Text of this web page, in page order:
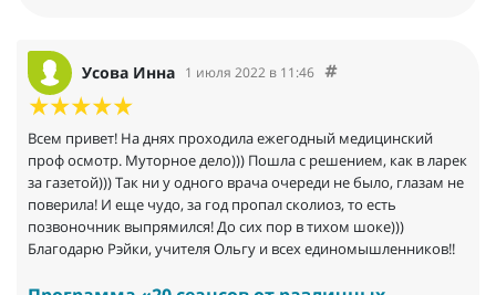
Усова Инна 1 июля 2022 в 11:46
Всем привет! На днях проходила ежегодный медицинский
проф осмотр. Муторное дело))) Пошла с решением, как в ларек
за газетой))) Так ни у одного врача очереди не было, глазам не
поверила! И еще чудо, за год пропал сколиоз, то есть
позвоночник выпрямился! До сих пор в тихом шоке)))
Благодарю Рэйки, учителя Ольгу и всех единомышленников!!